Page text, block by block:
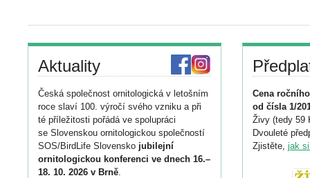
Aktuality
Česká společnost ornitologická v letošním
roce slaví 100. výročí svého vzniku a při
té příležitosti pořádá ve spolupráci
se Slovenskou ornitologickou společností
SOS/BirdLife Slovensko jubilejní
ornitologickou konferenci ve dnech 16.–
18. 10. 2026 v Brně.
Cena
od čísla 1/
Živy (tedy 59
Dvouleté
Zjistěte, jak